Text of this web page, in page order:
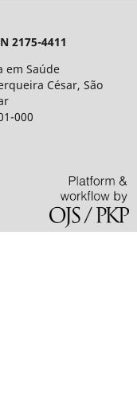
2175-4411
em Saúde
César, São
000